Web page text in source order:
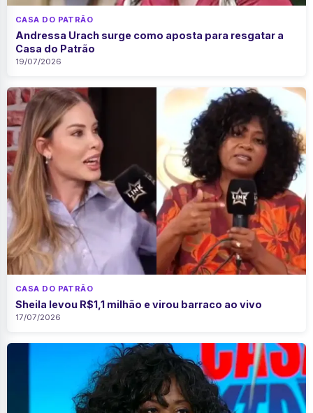
CASA DO PATRÃO
Andressa Urach surge como aposta para resgatar a
Casa do Patrão
19/07/2026
CASA DO PATRÃO
Sheila levou R$1,1 milhão e virou barraco ao vivo
17/07/2026